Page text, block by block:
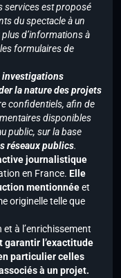
services est proposé
du spectacle à un
d’informations à
formulaires de
investigations
la nature des projets
confidentiels, afin de
disponibles
public, sur la base
réseaux publics.
journalistique
en France. Elle
mentionnéeet
originelle telle que
à l’enrichissement
garantir l’exactitude
particulier celles
à un projet.